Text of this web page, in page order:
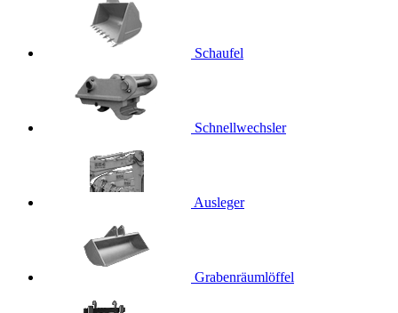
Schaufel
Schnellwechsler
Ausleger
Grabenräumlöffel